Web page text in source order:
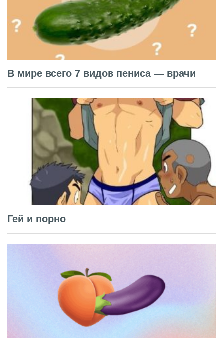
В мире всего 7 видов пениса — врачи
Гей и порно